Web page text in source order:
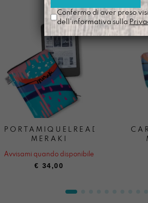
PORTAMIQUELREADER
MERAKI
Avvisami quando disponibile
€ 34,00
Confermo di aver preso
dell'informativa sulla